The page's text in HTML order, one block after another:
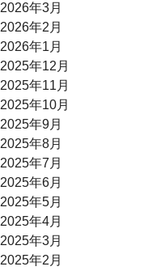
2026年3月
2026年2月
2026年1月
2025年12月
2025年11月
2025年10月
2025年9月
2025年8月
2025年7月
2025年6月
2025年5月
2025年4月
2025年3月
2025年2月